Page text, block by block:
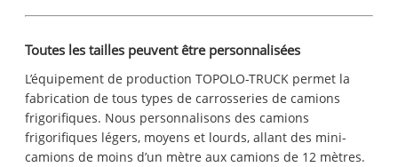
Toutes les tailles peuvent être personnalisées
L’équipement de production TOPOLO-TRUCK permet la
fabrication de tous types de carrosseries de camions
frigorifiques. Nous personnalisons des camions
frigorifiques légers, moyens et lourds, allant des mini-
camions de moins d’un mètre aux camions de 12 mètres.